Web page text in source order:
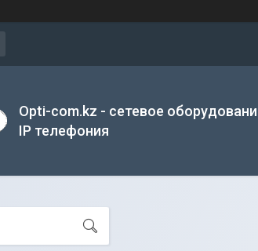
Opti-com.kz - сетевое
IP телефония